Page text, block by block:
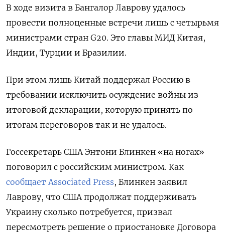
В ходе визита в Бангалор Лаврову удалось
провести полноценные встречи лишь с четырьмя
министрами стран G20. Это главы МИД Китая,
Индии, Турции и Бразилии.
При этом лишь Китай поддержал Россию в
требовании исключить осуждение войны из
итоговой декларации, которую принять по
итогам переговоров так и не удалось.
Госсекретарь США Энтони Блинкен «на ногах»
поговорил с российским министром. Как
сообщает Associated Press, Блинкен заявил
Лаврову, что США продолжат поддерживать
Украину сколько потребуется, призвал
пересмотреть решение о приостановке Договора